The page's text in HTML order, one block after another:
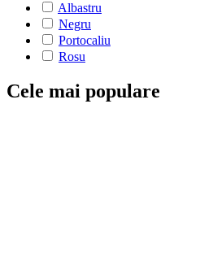
Albastru
Negru
Portocaliu
Rosu
Cele mai populare